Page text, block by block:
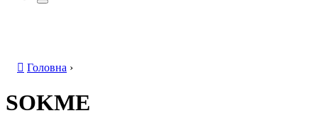
Головна ›
SOKME